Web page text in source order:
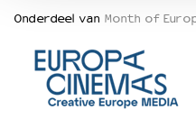
Onderdeel van Month of